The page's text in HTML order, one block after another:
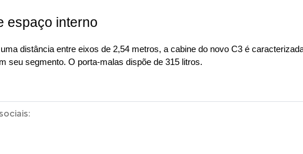
espaço interno
distância entre eixos de 2,54 metros, a cabine do novo C3 é
seu segmento. O porta-malas dispõe de 315 litros.